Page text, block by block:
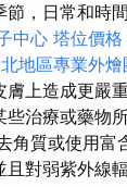
節，日常和時
中心 塔位價格
地區專業外燴
膚上造成更嚴
治療或藥物
角質或使用富
對弱紫外線